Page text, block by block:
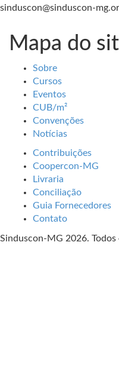
sinduscon@sinduscon-
Mapa do
Sobre
Cursos
Eventos
CUB/m²
Convenções
Notícias
Contribuições
Coopercon-MG
Livraria
Conciliação
Guia Fornecedores
Contato
Sinduscon-MG 2026.